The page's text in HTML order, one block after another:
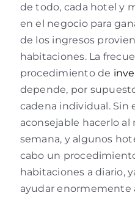
de todo, cada hotel y
en el negocio para
de los ingresos
habitaciones. La
procedimiento de
depende, por
cadena individual. Sin
aconsejable hacerlo al
semana, y algunos
cabo un
habitaciones a diario,
ayudar enormemente